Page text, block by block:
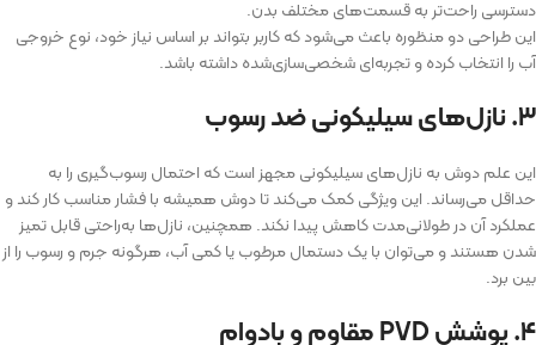
دسترسی راحت‌تر به قسمت‌های مختلف بدن.
این طراحی دو منظوره باعث می‌شود که کاربر بتواند بر اساس نیاز خود، نوع خروجی
آب را انتخاب کرده و تجربه‌ای شخصی‌سازی‌شده داشته باشد.
۳. نازل‌های سیلیکونی ضد رسوب
این علم دوش به نازل‌های سیلیکونی مجهز است که احتمال رسوب‌گیری را به
حداقل می‌رساند. این ویژگی کمک می‌کند تا دوش همیشه با فشار مناسب کار کند و
عملکرد آن در طولانی‌مدت کاهش پیدا نکند. همچنین، نازل‌ها به‌راحتی قابل تمیز
شدن هستند و می‌توان با یک دستمال مرطوب یا کمی آب، هرگونه جرم و رسوب را از
بین برد.
۴. پوشش PVD مقاوم و بادوام